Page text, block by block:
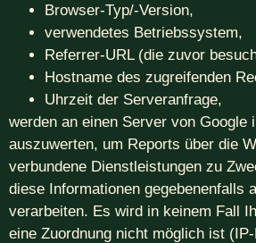
Browser-Typ/-Version,
verwendetes Betriebssystem,
Referrer-URL (die zuvor
Hostname des zugreifenden
Uhrzeit der Serveranfrage,
werden an einen Server von
auszuwerten, um Reports über die
verbundene Dienstleistungen zu
diese Informationen gegebenenfalls
verarbeiten. Es wird in keinem Fall
eine Zuordnung nicht möglich ist